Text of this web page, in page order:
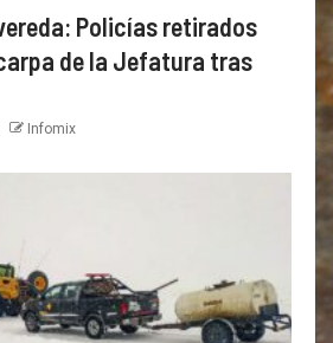
Policías retirados
de la Jefatura tras
Infomix